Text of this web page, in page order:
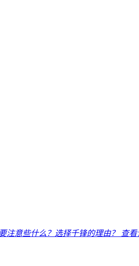
注意些什么？选择千锋的理由？ 查